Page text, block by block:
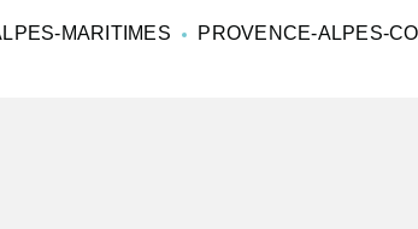
MARITIMES PROVENCE-ALPES-